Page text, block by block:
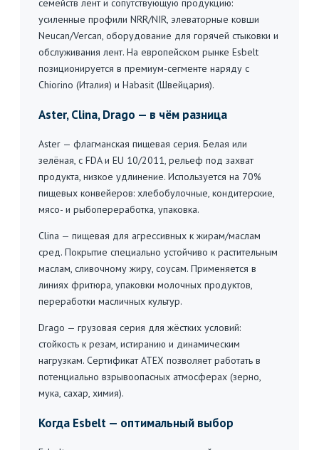
семейств лент и сопутствующую продукцию:
усиленные профили NRR/NIR, элеваторные ковши
Neucan/Vercan, оборудование для горячей стыковки и
обслуживания лент. На европейском рынке Esbelt
позиционируется в премиум-сегменте наряду с
Chiorino (Италия) и Habasit (Швейцария).
Aster, Clina, Drago — в чём разница
Aster — флагманская пищевая серия. Белая или
зелёная, с FDA и EU 10/2011, рельеф под захват
продукта, низкое удлинение. Используется на 70%
пищевых конвейеров: хлебобулочные, кондитерские,
мясо- и рыбопереработка, упаковка.
Clina — пищевая для агрессивных к жирам/маслам
сред. Покрытие специально устойчиво к растительным
маслам, сливочному жиру, соусам. Применяется в
линиях фритюра, упаковки молочных продуктов,
переработки масличных культур.
Drago — грузовая серия для жёстких условий:
стойкость к резам, истиранию и динамическим
нагрузкам. Сертификат ATEX позволяет работать в
потенциально взрывоопасных атмосферах (зерно,
мука, сахар, химия).
Когда Esbelt — оптимальный выбор